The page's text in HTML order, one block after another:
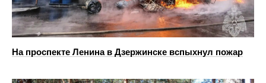
На проспекте Ленина в Дзержинске вспыхнул пожар